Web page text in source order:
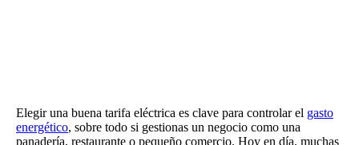
Elegir una buena tarifa eléctrica es clave para controlar el gasto
energético, sobre todo si gestionas un negocio como una
panadería, restaurante o pequeño comercio. Hoy en día, muchas